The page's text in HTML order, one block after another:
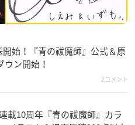
始！『青の祓魔師』公式＆原
ン開始！
2コメント
載10周年『青の祓魔師』カラ